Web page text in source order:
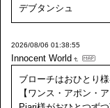
デブタンシュ
2026/08/06 01:38:55
Innocent World
ブローチはおひとり
【ワンス・アポン・